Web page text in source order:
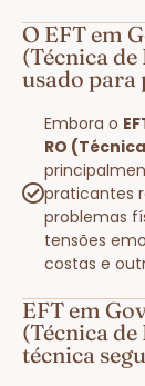
O EFT em
(Técnica
usado para
Embora o
RO
praticantes
problemas
tensões
costas e
EFT em
(Técnica
técnica